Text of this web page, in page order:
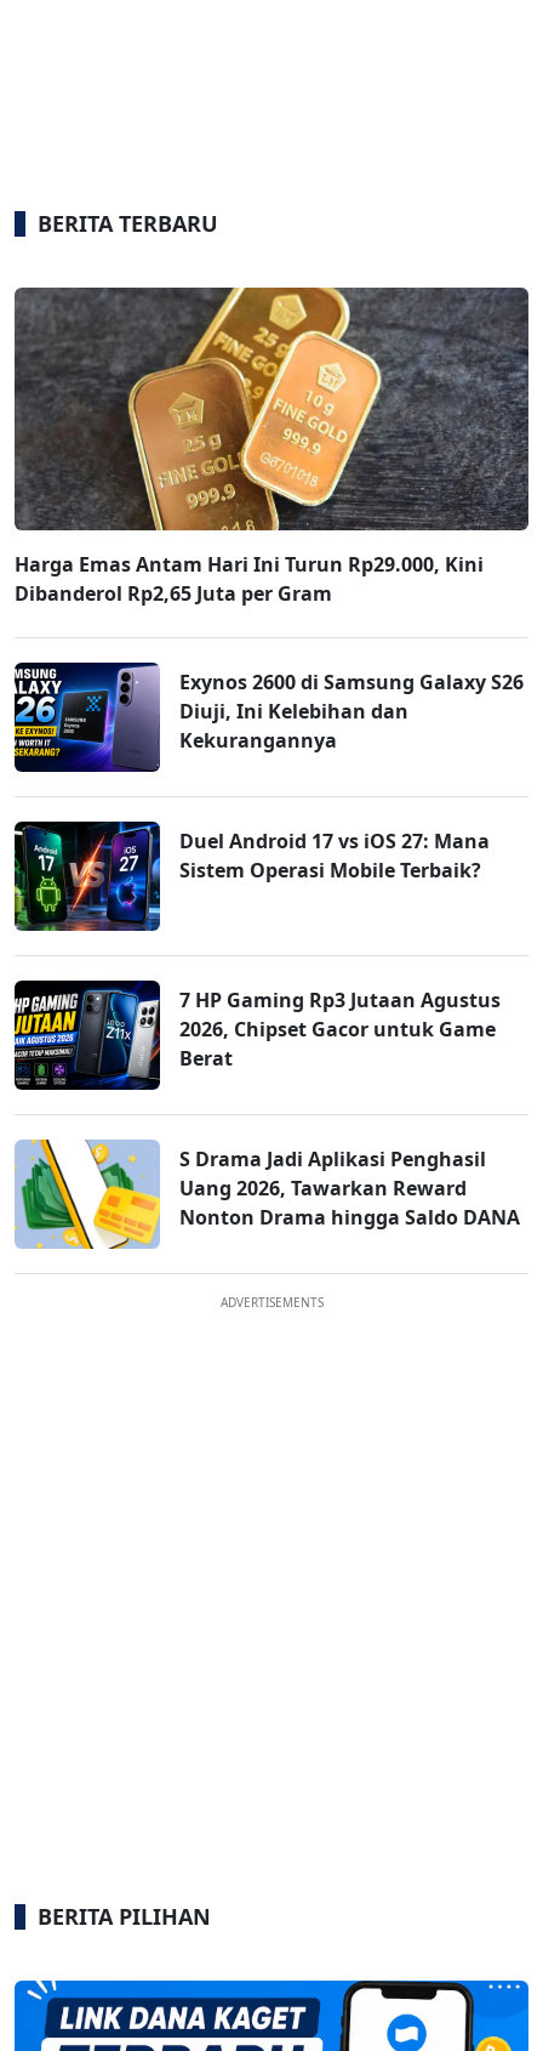
BERITA TERBARU
Harga Emas Antam Hari Ini Turun Rp29.000, Kini
Dibanderol Rp2,65 Juta per Gram
Exynos 2600 di Samsung Galaxy S26
Diuji, Ini Kelebihan dan
Kekurangannya
Duel Android 17 vs iOS 27: Mana
Sistem Operasi Mobile Terbaik?
7 HP Gaming Rp3 Jutaan Agustus
2026, Chipset Gacor untuk Game
Berat
S Drama Jadi Aplikasi Penghasil
Uang 2026, Tawarkan Reward
Nonton Drama hingga Saldo DANA
ADVERTISEMENTS
BERITA PILIHAN